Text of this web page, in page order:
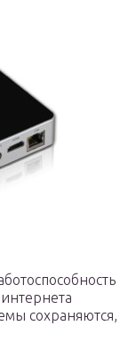
сохраняются,